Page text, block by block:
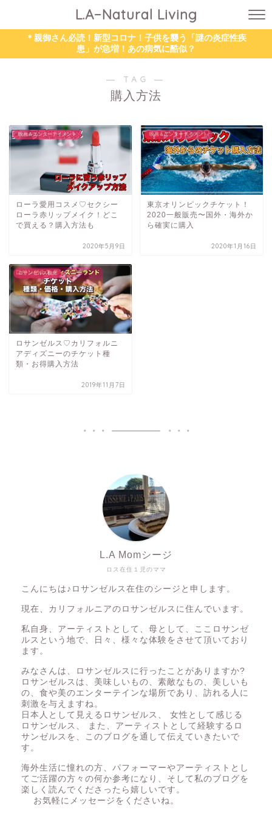
L.A−Natural Living
＊親御さん必読！新型コロナ！子供を襲う「謎の炎症性疾
患」が急増！あの病気に酷似？
― TAG ―
購入方法
映画＆エンターテイメント
ローラ愛用コスメ♡セクシー
ローラ赤リップメイク！どこ
で買える？購入方法も
2020年5月9日
映画＆エンターテイメント
東京オリンピックチケット！
2020一般販売〜国外・海外か
ら確実に購入
2020年1月16日
ロサンゼルス観光
ロサンゼルス♡カリフォルニ
アディズニーのチケット種
類・お得購入方法
2019年11月7日
ロス在住１児のママ
L.A Momシージ
こんにちは♪ロサンゼルス在住のシージと申します。
現在、カリフォルニアのロサンゼルスに住んでいます。
私自身、アーティストとして、母として、ここロサンゼ
ルスという地で、日々、様々な体験をさせて頂いており
ます。
みなさんは、ロサンゼルスに行ったことがありますか?
ロサンゼルスは、美味しいもの、素敵なもの、美しいも
の、食や美のエンターテインな場所であり、訪れる人に
刺激を与えますね。
日本人として見えるロサンゼルス、 女性として感じる
ロサンゼルス、 また、アーティストとして経験するロ
サンゼルスを、このブログを通して伝えていきたいで
す。
海外生活に憧れの方、パフォーマーやアーティストとし
てご活躍の方々の何か参考になり、そして私のブログを
楽しく読んでくださったら嬉しいです。
お気軽にメッセージをくださいね。